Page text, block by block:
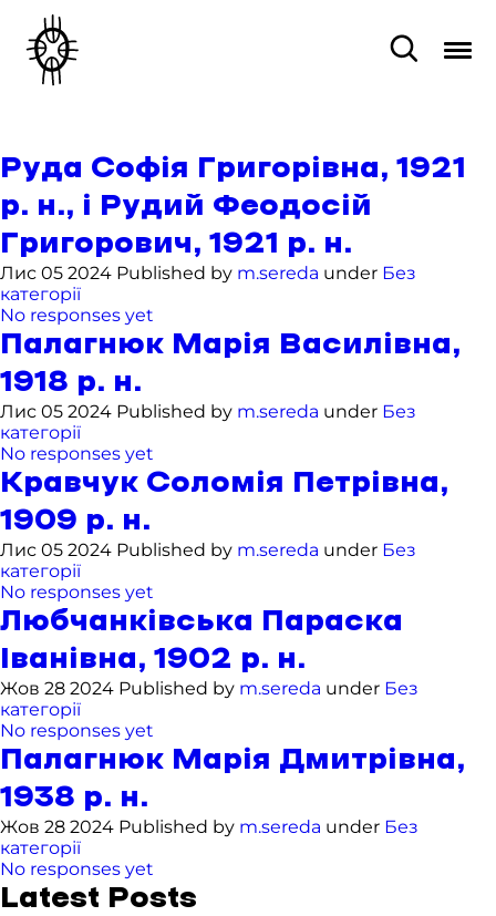
Руда Софія Григорівна, 1921
р. н., і Рудий Феодосій
Григорович, 1921 р. н.
Лис 05 2024 Published by m.sereda under Без
категорії
No responses yet
Палагнюк Марія Василівна,
1918 р. н.
Лис 05 2024 Published by m.sereda under Без
категорії
No responses yet
Кравчук Соломія Петрівна,
1909 р. н.
Лис 05 2024 Published by m.sereda under Без
категорії
No responses yet
Любчанківська Параска
Іванівна, 1902 р. н.
Жов 28 2024 Published by m.sereda under Без
категорії
No responses yet
Палагнюк Марія Дмитрівна,
1938 р. н.
Жов 28 2024 Published by m.sereda under Без
категорії
No responses yet
Latest Posts